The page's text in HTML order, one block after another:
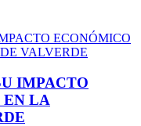
IMPACTO
EN LA